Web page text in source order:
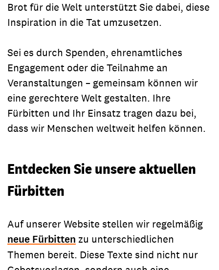
Brot für die Welt unterstützt Sie dabei, diese
Inspiration in die Tat umzusetzen.
Sei es durch Spenden, ehrenamtliches
Engagement oder die Teilnahme an
Veranstaltungen – gemeinsam können wir
eine gerechtere Welt gestalten. Ihre
Fürbitten und Ihr Einsatz tragen dazu bei,
dass wir Menschen weltweit helfen können.
Entdecken Sie unsere aktuellen
Fürbitten
Auf unserer Website stellen wir regelmäßig
neue Fürbitten zu unterschiedlichen
Themen bereit. Diese Texte sind nicht nur